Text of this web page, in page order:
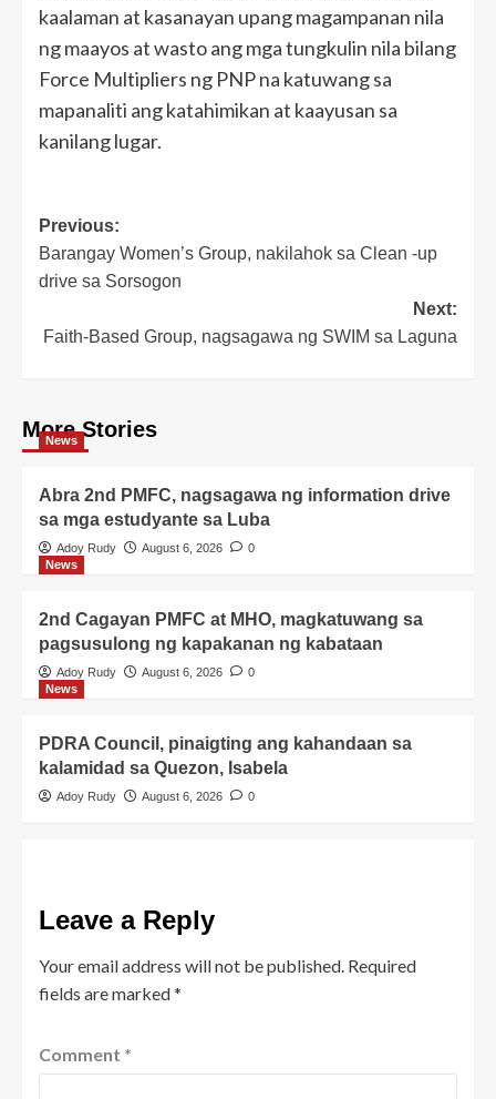
kaalaman at kasanayan upang magampanan nila
ng maayos at wasto ang mga tungkulin nila bilang
Force Multipliers ng PNP na katuwang sa
mapanaliti ang katahimikan at kaayusan sa
kanilang lugar.
Post
navigation
Previous:
Barangay Women’s Group, nakilahok sa Clean -up
drive sa Sorsogon
Next:
Faith-Based Group, nagsagawa ng SWIM sa Laguna
More Stories
News
Abra 2nd PMFC, nagsagawa ng information drive
sa mga estudyante sa Luba
Adoy Rudy August 6, 2026
0
News
2nd Cagayan PMFC at MHO, magkatuwang sa
pagsusulong ng kapakanan ng kabataan
Adoy Rudy August 6, 2026
0
News
PDRA Council, pinaigting ang kahandaan sa
kalamidad sa Quezon, Isabela
Adoy Rudy August 6, 2026 0
Leave a Reply
Your email address will not be published. Required
fields are marked*
Comment *